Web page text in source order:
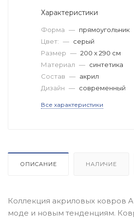
Характеристики
Форма — прямоугольник
Цвет: — серый
Размер — 200 x 290 см
Материал — синтетика
Состав — акрил
Дизайн — современный
Все характеристики
ОПИСАНИЕ НАЛИЧИЕ
Коллекция акриловых ковров
моде и новым тенденциям.